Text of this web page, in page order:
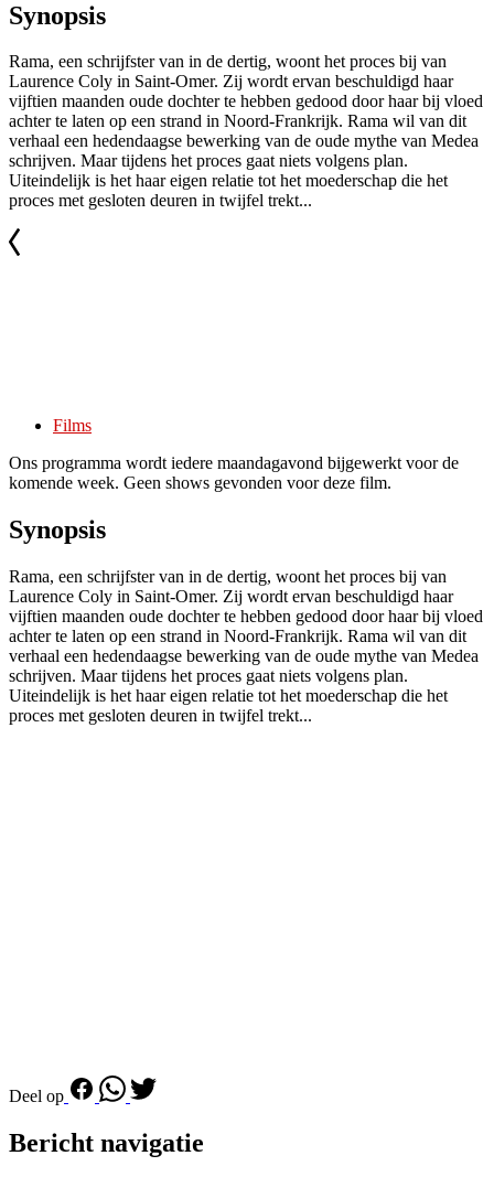
Synopsis
Rama, een schrijfster van in de dertig, woont het proces bij van
Laurence Coly in Saint-Omer. Zij wordt ervan beschuldigd haar
vijftien maanden oude dochter te hebben gedood door haar bij vloed
achter te laten op een strand in Noord-Frankrijk. Rama wil van dit
verhaal een hedendaagse bewerking van de oude mythe van Medea
schrijven. Maar tijdens het proces gaat niets volgens plan.
Uiteindelijk is het haar eigen relatie tot het moederschap die het
proces met gesloten deuren in twijfel trekt...
Films
Ons programma wordt iedere maandagavond bijgewerkt voor de
komende week. Geen shows gevonden voor deze film.
Synopsis
Rama, een schrijfster van in de dertig, woont het proces bij van
Laurence Coly in Saint-Omer. Zij wordt ervan beschuldigd haar
vijftien maanden oude dochter te hebben gedood door haar bij vloed
achter te laten op een strand in Noord-Frankrijk. Rama wil van dit
verhaal een hedendaagse bewerking van de oude mythe van Medea
schrijven. Maar tijdens het proces gaat niets volgens plan.
Uiteindelijk is het haar eigen relatie tot het moederschap die het
proces met gesloten deuren in twijfel trekt...
Deel op
Bericht navigatie